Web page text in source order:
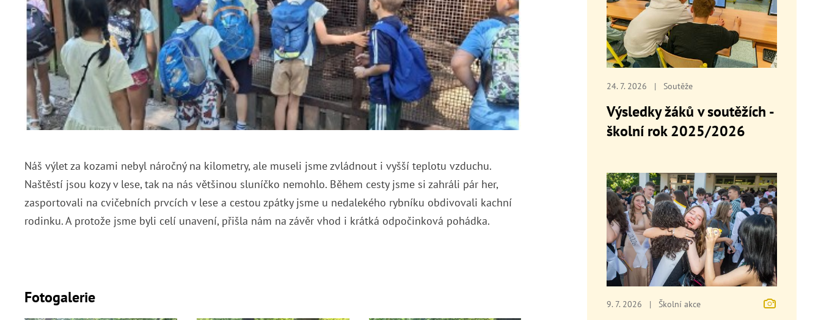
Náš výlet za kozami nebyl náročný na kilometry, ale museli jsme zvládnout i vyšší teplotu vzduchu.
Naštěstí jsou kozy v lese, tak na nás většinou sluníčko nemohlo. Během cesty jsme si zahráli pár her,
zasportovali na cvičebních prvcích v lese a cestou zpátky jsme u nedalekého rybníku obdivovali kachní
rodinku. A protože jsme byli celí unavení, přišla nám na závěr vhod i krátká odpočinková pohádka.
Fotogalerie
24. 7. 2026 | Soutěže
Výsledky žáků v soutěžích -
školní rok 2025/2026
9. 7. 2026 | Školní akce